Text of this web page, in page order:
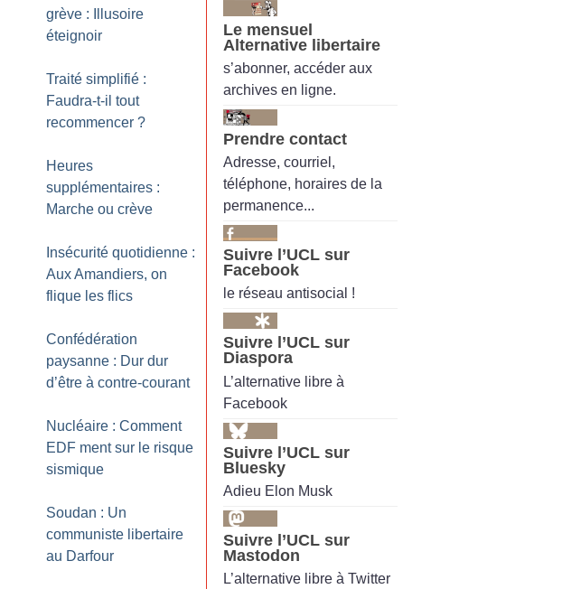
grève : Illusoire
éteignoir
Traité simplifié :
Faudra-t-il tout
recommencer ?
Heures
supplémentaires :
Marche ou crève
Insécurité quotidienne :
Aux Amandiers, on
flique les flics
Confédération
paysanne : Dur dur
d’être à contre-courant
Nucléaire : Comment
EDF ment sur le risque
sismique
Soudan : Un
communiste libertaire
au Darfour
Le mensuel
Alternative libertaire
s’abonner, accéder aux
archives en ligne.
Prendre contact
Adresse, courriel,
téléphone, horaires de la
permanence...
Suivre l’UCL sur
Facebook
le réseau antisocial !
Suivre l’UCL sur
Diaspora
L’alternative libre à
Facebook
Suivre l’UCL sur
Bluesky
Adieu Elon Musk
Suivre l’UCL sur
Mastodon
L’alternative libre à Twitter